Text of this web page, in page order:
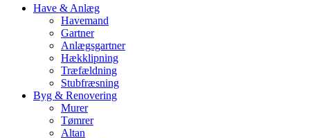
Have & Anlæg
Havemand
Gartner
Anlægsgartner
Hækklipning
Træfældning
Stubfræsning
Byg & Renovering
Murer
Tømrer
Altan